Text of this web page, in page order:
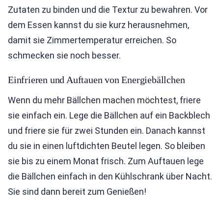
Zutaten zu binden und die Textur zu bewahren. Vor
dem Essen kannst du sie kurz herausnehmen,
damit sie Zimmertemperatur erreichen. So
schmecken sie noch besser.
Einfrieren und Auftauen von Energiebällchen
Wenn du mehr Bällchen machen möchtest, friere
sie einfach ein. Lege die Bällchen auf ein Backblech
und friere sie für zwei Stunden ein. Danach kannst
du sie in einen luftdichten Beutel legen. So bleiben
sie bis zu einem Monat frisch. Zum Auftauen lege
die Bällchen einfach in den Kühlschrank über Nacht.
Sie sind dann bereit zum Genießen!